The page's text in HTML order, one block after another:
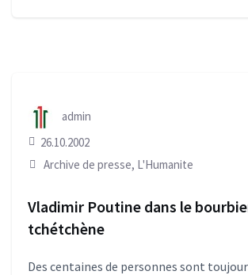
admin
26.10.2002
Archive de presse, L'Humanite
Vladimir Poutine dans le
tchétchène
Des centaines de personnes sont